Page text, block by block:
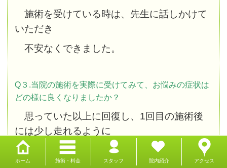
ホーム 施術・料金 スタッフ 院内紹介 アクセス
施術を受けている時は、先生に話しかけて
いただき
不安なくできました。
Q３.当院の施術を実際に受けてみて、お悩みの症状は
どの様に良くなりましたか？
思っていた以上に回復し、1回目の施術後
には少し走れるように
なりました。
足全体が軽く感じました。